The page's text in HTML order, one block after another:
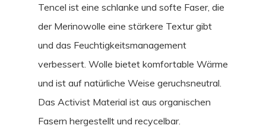
Tencel ist eine schlanke und softe Faser, die
der Merinowolle eine stärkere Textur gibt
und das Feuchtigkeitsmanagement
verbessert. Wolle bietet komfortable Wärme
und ist auf natürliche Weise geruchsneutral.
Das Activist Material ist aus organischen
Fasern hergestellt und recycelbar.